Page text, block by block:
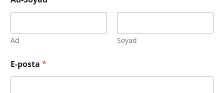
Ad Soyad
E-posta *